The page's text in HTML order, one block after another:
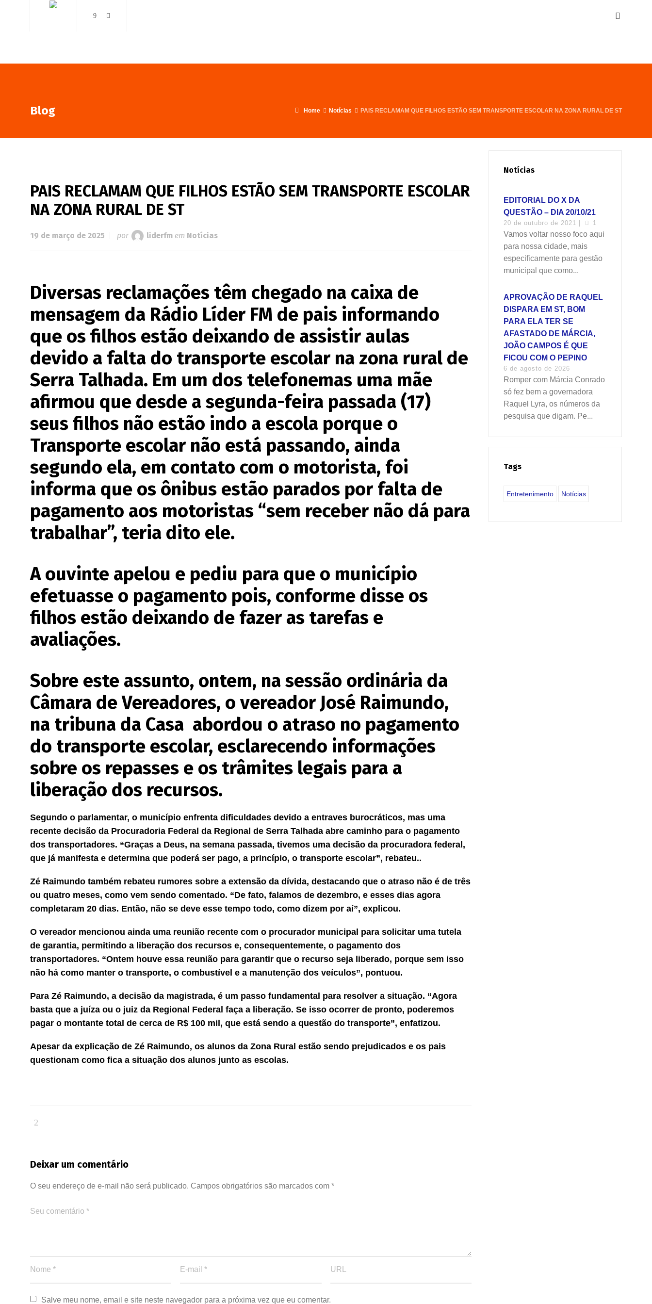
Blog Home Notícias PAIS RECLAMAM QUE FILHOS ESTÃO SEM TRANSPORTE ESCOLAR NA ZONA RURAL DE ST
PAIS RECLAMAM QUE FILHOS ESTÃO SEM TRANSPORTE ESCOLAR
NA ZONA RURAL DE ST
19 de março de 2025 por liderfm em Notícias
Diversas reclamações têm chegado na caixa de
mensagem da Rádio Líder FM de pais informando
que os filhos estão deixando de assistir aulas
devido a falta do transporte escolar na zona rural de
Serra Talhada. Em um dos telefonemas uma mãe
afirmou que desde a segunda-feira passada (17)
seus filhos não estão indo a escola porque o
Transporte escolar não está passando, ainda
segundo ela, em contato com o motorista, foi
informa que os ônibus estão parados por falta de
pagamento aos motoristas “sem receber não dá para
trabalhar”, teria dito ele.
A ouvinte apelou e pediu para que o município
efetuasse o pagamento pois, conforme disse os
filhos estão deixando de fazer as tarefas e
avaliações.
Sobre este assunto, ontem, na sessão ordinária da
Câmara de Vereadores, o vereador José Raimundo,
na tribuna da Casa abordou o atraso no pagamento
do transporte escolar, esclarecendo informações
sobre os repasses e os trâmites legais para a
liberação dos recursos.
Segundo o parlamentar, o município enfrenta dificuldades devido a entraves burocráticos, mas uma
recente decisão da Procuradoria Federal da Regional de Serra Talhada abre caminho para o pagamento
dos transportadores. “Graças a Deus, na semana passada, tivemos uma decisão da procuradora federal,
que já manifesta e determina que poderá ser pago, a princípio, o transporte escolar”, rebateu..
Zé Raimundo também rebateu rumores sobre a extensão da dívida, destacando que o atraso não é de três
ou quatro meses, como vem sendo comentado. “De fato, falamos de dezembro, e esses dias agora
completaram 20 dias. Então, não se deve esse tempo todo, como dizem por aí”, explicou.
O vereador mencionou ainda uma reunião recente com o procurador municipal para solicitar uma tutela
de garantia, permitindo a liberação dos recursos e, consequentemente, o pagamento dos
transportadores. “Ontem houve essa reunião para garantir que o recurso seja liberado, porque sem isso
não há como manter o transporte, o combustível e a manutenção dos veículos”, pontuou.
Para Zé Raimundo, a decisão da magistrada, é um passo fundamental para resolver a situação. “Agora
basta que a juíza ou o juiz da Regional Federal faça a liberação. Se isso ocorrer de pronto, poderemos
pagar o montante total de cerca de R$ 100 mil, que está sendo a questão do transporte”, enfatizou.
Apesar da explicação de Zé Raimundo, os alunos da Zona Rural estão sendo prejudicados e os pais
questionam como fica a situação dos alunos junto as escolas.
Deixar um comentário
O seu endereço de e-mail não será publicado. Campos obrigatórios são marcados com *
Salve meu nome, email e site neste navegador para a próxima vez que eu comentar.
Notícias
EDITORIAL DO X DA
QUESTÃO – DIA 20/10/21
20 de outubro de 2021 | 1
Vamos voltar nosso foco aqui
para nossa cidade, mais
especificamente para gestão
municipal que como...
APROVAÇÃO DE RAQUEL
DISPARA EM ST, BOM
PARA ELA TER SE
AFASTADO DE MÁRCIA,
JOÃO CAMPOS É QUE
FICOU COM O PEPINO
6 de agosto de 2026
Romper com Márcia Conrado
só fez bem a governadora
Raquel Lyra, os números da
pesquisa que digam. Pe...
Tags
Entretenimento Notícias